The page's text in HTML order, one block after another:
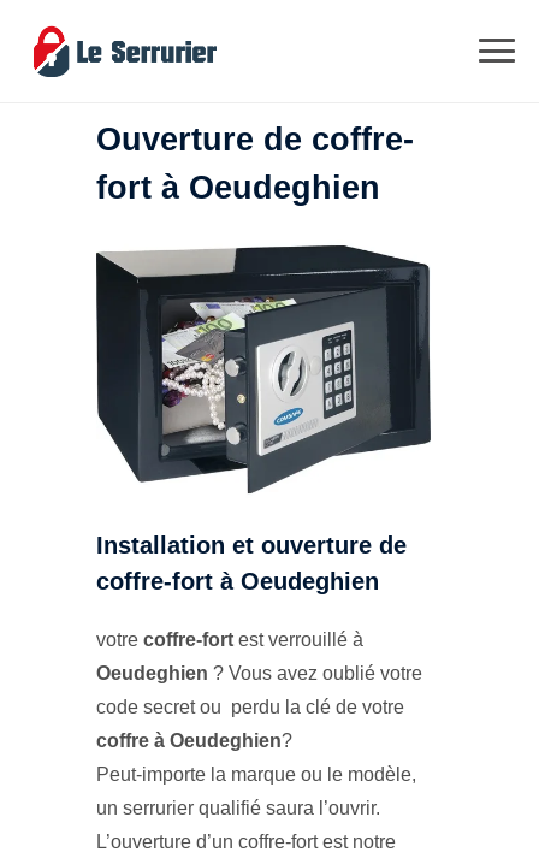
Ouverture de coffre-
fort à Oeudeghien
Installation et ouverture de
coffre-fort à Oeudeghien
votre coffre-fort est verrouillé à
Oeudeghien ? Vous avez oublié votre
code secret ou perdu la clé de votre
coffre à Oeudeghien?
Peut-importe la marque ou le modèle,
un serrurier qualifié saura l’ouvrir.
L’ouverture d’un coffre-fort est notre